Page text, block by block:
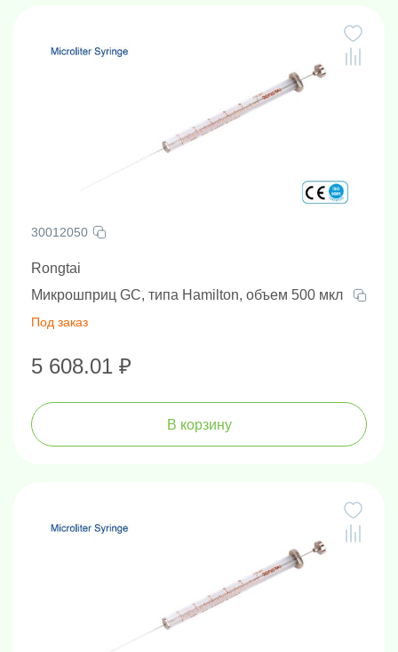
30012050
Rongtai
Микрошприц GC, типа Hamilton, объем 500 мкл
Под заказ
5 608.01 ₽
В корзину